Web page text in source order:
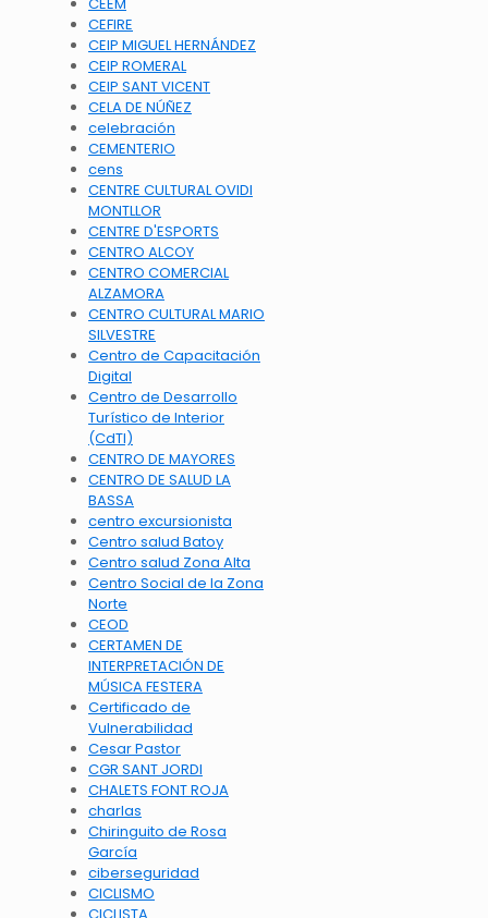
CEFIRE
CEIP MIGUEL HERNÁNDEZ
CEIP ROMERAL
CEIP SANT VICENT
CELA DE NÚÑEZ
celebración
CEMENTERIO
cens
CENTRE CULTURAL OVIDI
MONTLLOR
CENTRE D'ESPORTS
CENTRO ALCOY
CENTRO COMERCIAL
ALZAMORA
CENTRO CULTURAL MARIO
SILVESTRE
Centro de Capacitación
Digital
Centro de Desarrollo
Turístico de Interior
(CdTI)
CENTRO DE MAYORES
CENTRO DE SALUD LA
BASSA
centro excursionista
Centro salud Batoy
Centro salud Zona Alta
Centro Social de la Zona
Norte
CEOD
CERTAMEN DE
INTERPRETACIÓN DE
MÚSICA FESTERA
Certificado de
Vulnerabilidad
Cesar Pastor
CGR SANT JORDI
CHALETS FONT ROJA
charlas
Chiringuito de Rosa
García
ciberseguridad
CICLISMO